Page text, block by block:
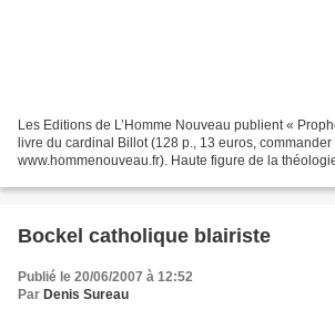
Les Editions de L’Homme Nouveau publient «
livre du cardinal Billot (128 p., 13 euros, commander
www.hommenouveau.fr). Haute figure de la
Bockel catholique blairiste
Publié le 20/06/2007 à 12:52
Par Denis Sureau